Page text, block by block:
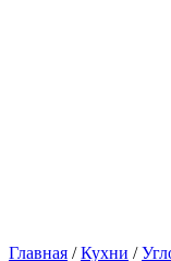
Главная /Кухни /